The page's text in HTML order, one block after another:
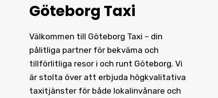
Göteborg Taxi
Välkommen till Göteborg Taxi – din
pålitliga partner för bekväma och
tillförlitliga resor i och runt Göteborg. Vi
är stolta över att erbjuda högkvalitativa
taxitjänster för både lokalinvånare och